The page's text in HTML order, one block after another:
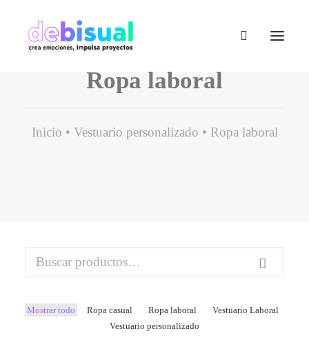
Ropa laboral
Inicio Vestuario personalizado Ropa laboral
Buscar
Mostrar todo Ropa casual Ropa laboral
Vestuario Laboral
Vestuario personalizado